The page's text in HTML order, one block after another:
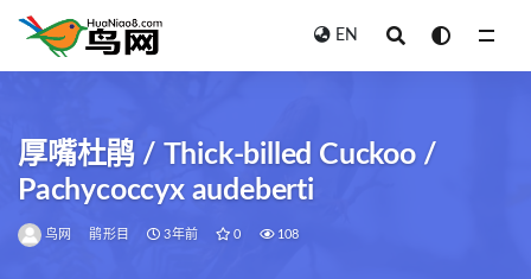
EN
厚嘴杜鹃 / Thick-billed Cuckoo /
Pachycoccyx audeberti
鸟网 鹃形目 3年前 0 108